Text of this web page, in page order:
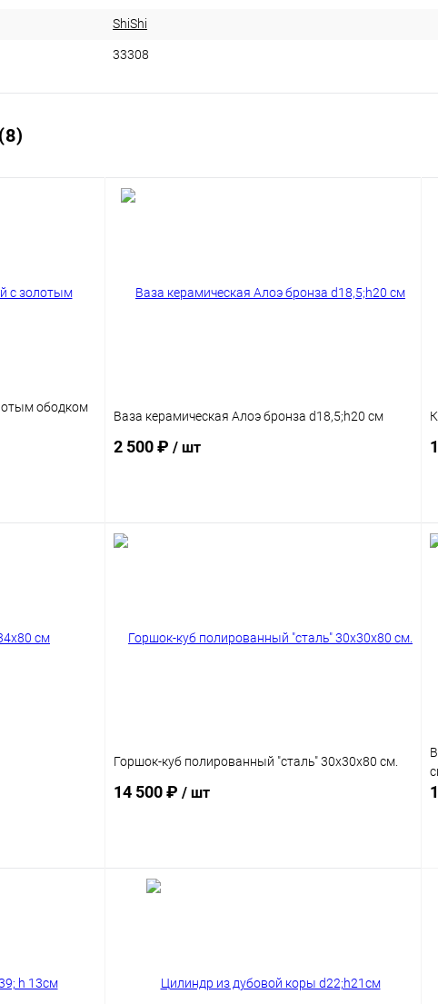
ShiShi
33308
ободком
Ваза керамическая Алоэ бронза d18,5;h20 см
2 500 ₽ / шт
В корзину
Горшок-куб полированный "сталь" 30x30x80 см.
14 500 ₽ / шт
В корзину